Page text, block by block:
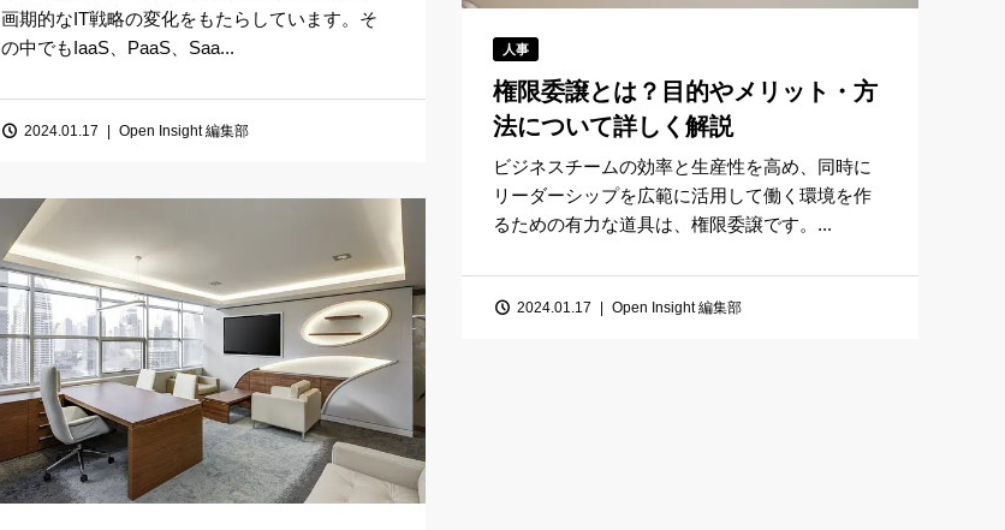
画期的なIT戦略の変化をもたらしています。そ
の中でもIaaS、PaaS、Saa...
2024.01.17 Open Insight 編集部
人事
権限委譲とは？目的やメリット・方
法について詳しく解説
ビジネスチームの効率と生産性を高め、同時に
リーダーシップを広範に活用して働く環境を作
るための有力な道具は、権限委譲です。...
2024.01.17 Open Insight 編集部